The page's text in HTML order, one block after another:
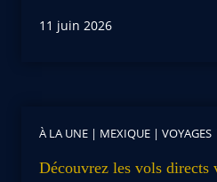
11 juin 2026
À LA UNE | MEXIQUE | VOYAGES
Découvrez les vols directs